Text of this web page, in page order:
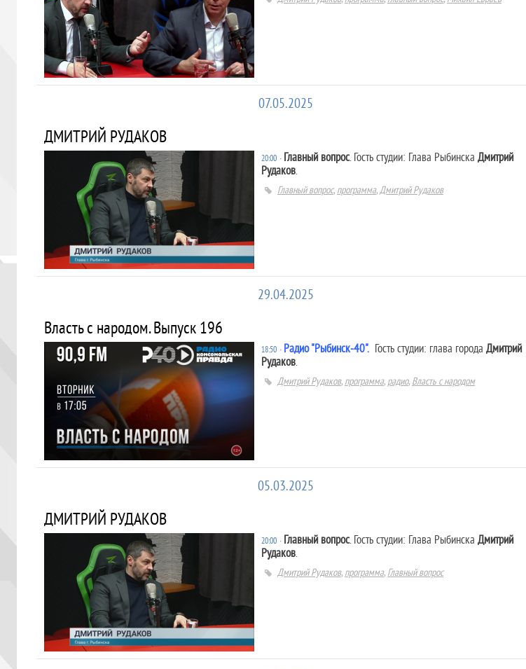
07.05.2025
ДМИТРИЙ РУДАКОВ
20:00 ∙ Главный вопрос. Гость студии: Глава Рыбинска Дмитрий
Рудаков.
Главный вопрос, программа,Дмитрий Рудаков
29.04.2025
Власть с народом. Выпуск 196
18:50 ∙ Радио "Рыбинск-40". Гость студии: глава города Дмитрий
Рудаков.
Дмитрий Рудаков, программа, радио, Власть с народом
05.03.2025
ДМИТРИЙ РУДАКОВ
20:00 ∙ Главный вопрос. Гость студии: Глава Рыбинска Дмитрий
Рудаков.
Дмитрий Рудаков, программа, Главный вопрос